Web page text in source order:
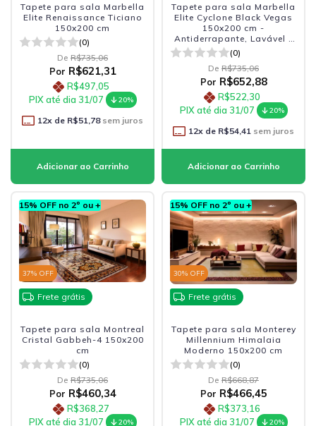
Tapete para sala Marbella
Elite Renaissance Ticiano
150x200 cm
(0)
De R$735,06
Por R$621,31
R$497,05
PIX até dia 31/07
20%
12x de R$51,78sem juros
Tapete para sala Marbella
Elite Cyclone Black Vegas
150x200 cm -
Antiderrapante, Lavável e
Sofisticado
(0)
De R$735,06
Por R$652,88
R$522,30
PIX até dia 31/07
20%
12x de R$54,41 sem juros
15% OFF no 2º ou +
37% OFF
Frete grátis
Tapete para sala Montreal
Cristal Gabbeh-4 150x200
cm
(0)
De R$735,06
Por R$460,34
R$368,27
PIX até dia 31/07
20%
15% OFF no 2º ou +
30% OFF
Frete grátis
Tapete para sala Monterey
Millennium Himalaia
Moderno 150x200 cm
(0)
De R$668,87
Por R$466,45
R$373,16
PIX até dia 31/07
20%